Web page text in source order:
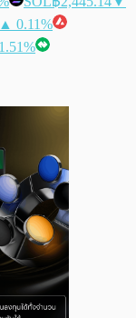
▲ 0.11%